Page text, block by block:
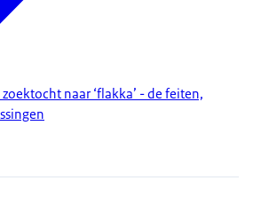
naar ‘flakka’ - de feiten,